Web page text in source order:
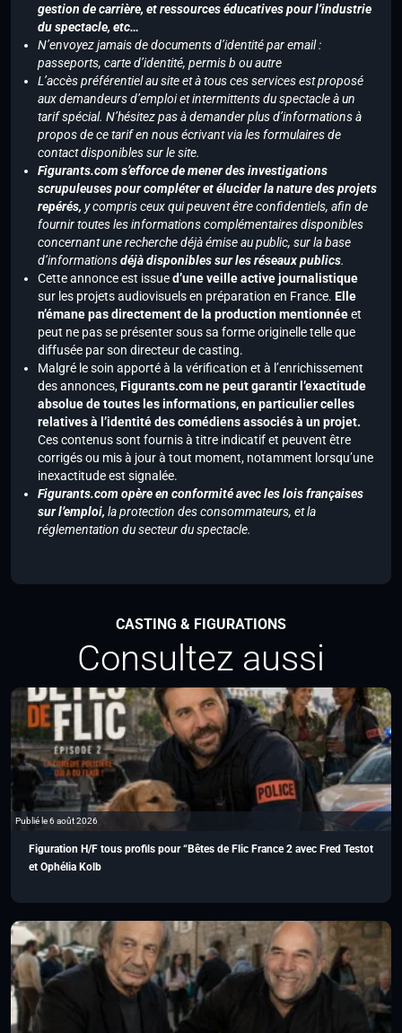
gestion de carrière, et ressources éducatives pour l’industrie
du spectacle, etc…
N’envoyez jamais de documents d’identité par email :
passeports, carte d’identité, permis b ou autre
L’accès préférentiel au site et à tous ces services est proposé
aux demandeurs d’emploi et intermittents du spectacle à un
tarif spécial. N’hésitez pas à demander plus d’informations à
propos de ce tarif en nous écrivant via les formulaires de
contact disponibles sur le site.
Figurants.com s’efforce de mener des investigations
scrupuleuses pour compléter et élucider la nature des projets
repérés, y compris ceux qui peuvent être confidentiels, afin de
fournir toutes les informations complémentaires disponibles
concernant une recherche déjà émise au public, sur la base
d’informationsdéjà disponibles sur les réseaux publics.
Cette annonce est issued’une veille active journalistique
sur les projets audiovisuels en préparation en France. Elle
n’émane pas directement de la production mentionnéeet
peut ne pas se présenter sous sa forme originelle telle que
diffusée par son directeur de casting.
Malgré le soin apporté à la vérification et à l’enrichissement
des annonces,Figurants.com ne peut garantir l’exactitude
absolue de toutes les informations, en particulier celles
relatives à l’identité des comédiens associés à un projet.
Ces contenus sont fournis à titre indicatif et peuvent être
corrigés ou mis à jour à tout moment, notamment lorsqu’une
inexactitude est signalée.
Figurants.com opère en conformité avec les lois françaises
sur l’emploi, la protection des consommateurs, et la
réglementation du secteur du spectacle.
CASTING & FIGURATIONS
Consultez aussi
Publié le 6 août 2026
Figuration H/F tous profils pour “Bêtes de Flic France 2 avec Fred Testot
et Ophélia Kolb